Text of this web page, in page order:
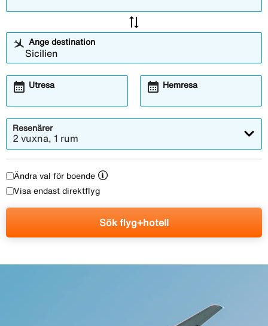
sync_alt
Ange destination
Utresa
calendar_month Hemresa
calendar_month
Resenärer
2 vuxna, 1 rum
Ändra val för boende
Visa endast direktflyg
Sök flyg+hotell